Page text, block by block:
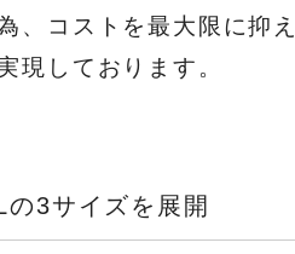
、コストを最大限に抑
現しております。
3サイズを展開